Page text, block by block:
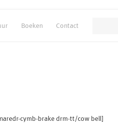
Boeken Contact
cymb-brake drm-tt/cow bell]